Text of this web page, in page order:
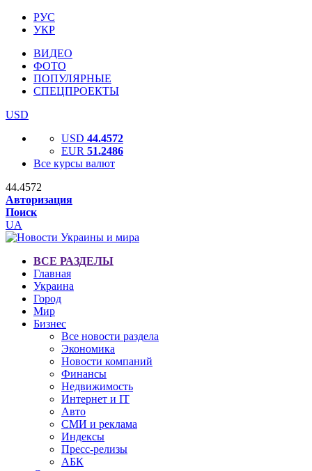
РУС
УКР
ВИДЕО
ФОТО
ПОПУЛЯРНЫЕ
СПЕЦПРОЕКТЫ
USD
USD 44.4572
EUR 51.2486
Все курсы валют
44.4572
Авторизация
Поиск
UA
ВСЕ РАЗДЕЛЫ
Главная
Украина
Город
Мир
Бизнес
Все новости раздела
Экономика
Новости компаний
Финансы
Недвижимость
Интернет и IT
Авто
СМИ и реклама
Индексы
Пресс-релизы
АБК